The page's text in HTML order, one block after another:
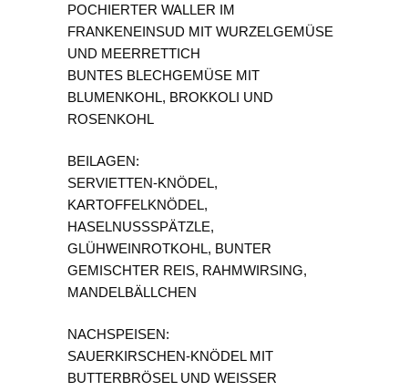
POCHIERTER WALLER IM
FRANKENEINSUD MIT WURZELGEMÜSE
UND MEERRETTICH
BUNTES BLECHGEMÜSE MIT
BLUMENKOHL, BROKKOLI UND
ROSENKOHL
BEILAGEN:
SERVIETTEN-KNÖDEL,
KARTOFFELKNÖDEL,
HASELNUSSSPÄTZLE,
GLÜHWEINROTKOHL, BUNTER
GEMISCHTER REIS, RAHMWIRSING,
MANDELBÄLLCHEN
NACHSPEISEN:
SAUERKIRSCHEN-KNÖDEL MIT
BUTTERBRÖSEL UND WEISSER